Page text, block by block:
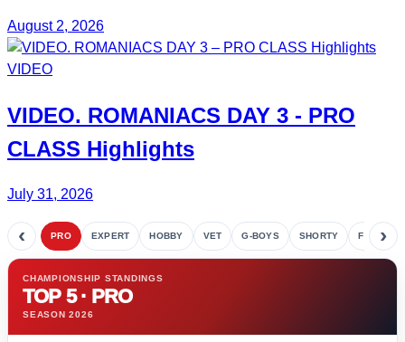
August 2, 2026
VIDEO
VIDEO. ROMANIACS DAY 3 - PRO
CLASS Highlights
July 31, 2026
‹ PRO EXPERT HOBBY VET G-BOYS SHORTY FETE›
CHAMPIONSHIP STANDINGS
TOP 5 · PRO
SEASON 2026